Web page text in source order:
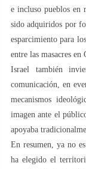
e incluso pueblos en
sido adquiridos por
esparcimiento para
entre las masacres en
Israel también
comunicación, en
mecanismos
imagen ante el
apoyaba
En resumen, ya no
ha elegido el